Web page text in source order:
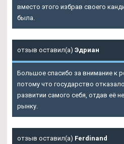
вместо этого избрав своего
была.
отзыв оставил(а) Эдриан
Большое спасибо за внимание к
потому что государство
развитии самого себя, отдав её
рынку.
отзыв оставил(а) Ferdinand